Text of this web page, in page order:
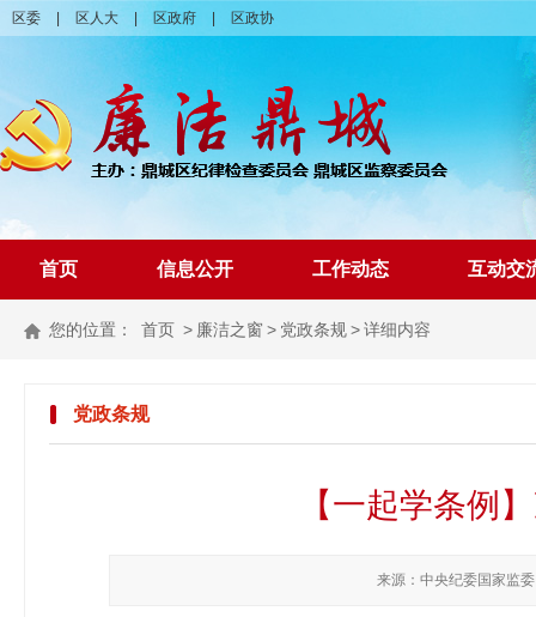
区委 区人大 区政府 区政协
首页 信息公开 工作动态 互动交
您的位置： 首页 > 廉洁之窗 > 党政条规>详细内容
党政条规
【一起学条例
来源：中央纪委国家监